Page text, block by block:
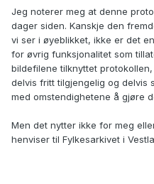
Jeg noterer meg at denne
dager siden. Kanskje den
vi ser i øyeblikket, ikke er det
for øvrig funksjonalitet som
bildefilene tilknyttet
delvis fritt tilgjengelig og delvis
med omstendighetene å gjøre
Men det nytter ikke for meg
henviser til Fylkesarkivet i